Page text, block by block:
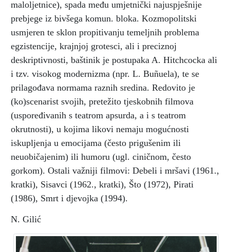
maloljetnice), spada među umjetnički najuspješnije
prebjege iz bivšega komun. bloka. Kozmopolitski
usmjeren te sklon propitivanju temeljnih problema
egzistencije, krajnjoj grotesci, ali i preciznoj
deskriptivnosti, baštinik je postupaka A. Hitchcocka ali
i tzv. visokog modernizma (npr. L. Buñuela), te se
prilagođava normama raznih sredina. Redovito je
(ko)scenarist svojih, pretežito tjeskobnih filmova
(uspoređivanih s teatrom apsurda, a i s teatrom
okrutnosti), u kojima likovi nemaju mogućnosti
iskupljenja u emocijama (često prigušenim ili
neuobičajenim) ili humoru (ugl. ciničnom, često
gorkom). Ostali važniji filmovi: Debeli i mršavi (1961.,
kratki), Sisavci (1962., kratki), Što (1972), Pirati
(1986), Smrt i djevojka (1994).
N. Gilić